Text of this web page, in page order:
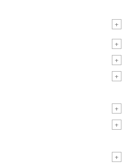
+
+
+
+
+
+
+